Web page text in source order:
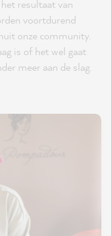
resultaat van
voortdurend
onze community.
is of het wel gaat
meer aan de slag.